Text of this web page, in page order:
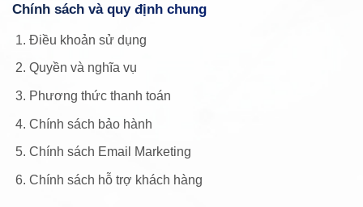
Chính sách và quy định chung
Điều khoản sử dụng
Quyền và nghĩa vụ
Phương thức thanh toán
Chính sách bảo hành
Chính sách Email Marketing
Chính sách hỗ trợ khách hàng